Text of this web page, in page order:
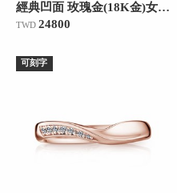
經典凹面 玫瑰金(18K金)女款結婚對戒
TWD 24800
可刻字